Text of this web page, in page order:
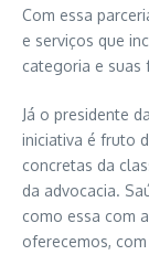
Com essa
e serviços que
categoria e suas
Já o presidente
iniciativa é fruto
concretas da
da advocacia.
como essa com
oferecemos,